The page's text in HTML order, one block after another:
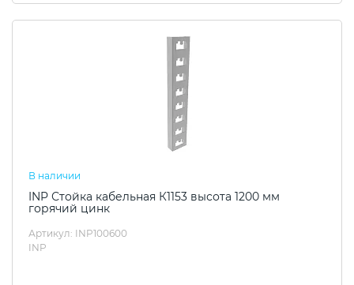
В наличии
INP Стойка кабельная К1153 высота 1200 мм
горячий цинк
Артикул: INP100600
INP